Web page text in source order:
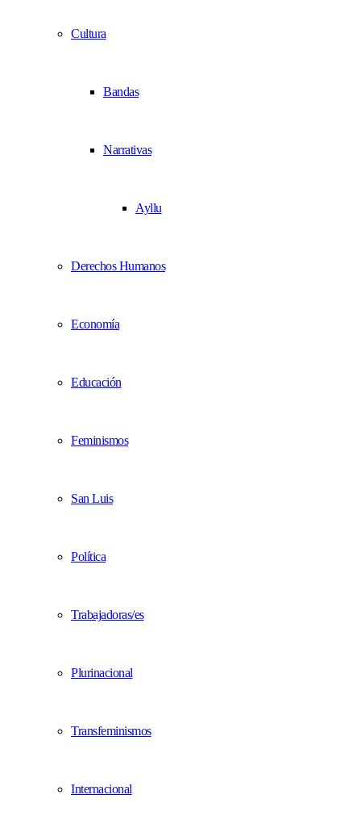
Cultura
Bandas
Narrativas
Ayllu
Derechos Humanos
Economía
Educación
Feminismos
San Luis
Política
Trabajadoras/es
Plurinacional
Transfeminismos
Internacional